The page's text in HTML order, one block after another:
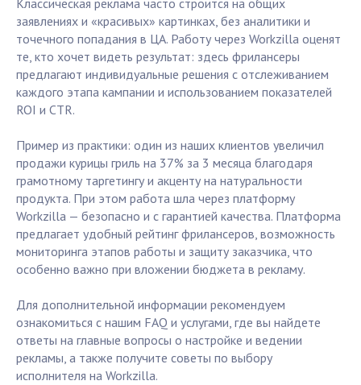
Классическая реклама часто строится на общих
заявлениях и «красивых» картинках, без аналитики и
точечного попадания в ЦА. Работу через Workzilla оценят
те, кто хочет видеть результат: здесь фрилансеры
предлагают индивидуальные решения с отслеживанием
каждого этапа кампании и использованием показателей
ROI и CTR.
Пример из практики: один из наших клиентов увеличил
продажи курицы гриль на 37% за 3 месяца благодаря
грамотному таргетингу и акценту на натуральности
продукта. При этом работа шла через платформу
Workzilla — безопасно и с гарантией качества. Платформа
предлагает удобный рейтинг фрилансеров, возможность
мониторинга этапов работы и защиту заказчика, что
особенно важно при вложении бюджета в рекламу.
Для дополнительной информации рекомендуем
ознакомиться с нашим FAQ и услугами, где вы найдете
ответы на главные вопросы о настройке и ведении
рекламы, а также получите советы по выбору
исполнителя на Workzilla.